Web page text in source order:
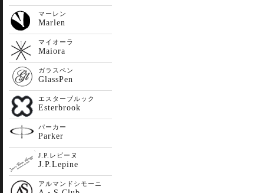
マーレン
Marlen
マイオーラ
Maiora
ガラスペン
GlassPen
エスターブルック
Esterbrook
パーカー
Parker
J.P.レピーヌ
J.P.Lepine
アルマンドシモーニ